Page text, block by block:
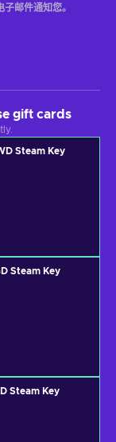
邮件通知您。
gift cards
Steam Key
Steam Key
Steam Key